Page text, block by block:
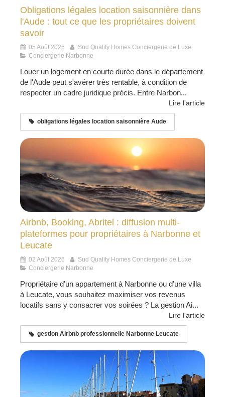
Obligations légales location saisonnière dans
l'Aude : tout ce que les propriétaires doivent
savoir
05 Août 2026
Sud Quality Homes Conciergerie de Luxe
Conciergerie Narbonne
Louer un logement en courte durée dans le département
de l'Aude peut s'avérer très rentable, à condition de
respecter un cadre juridique précis. Entre Narbon...
Lire l'article
obligations légales location saisonnière Aude
Airbnb, Booking, Abritel : diffusion multi-
plateformes pour propriétaires à Narbonne et
Leucate
02 Août 2026
Sud Quality Homes Conciergerie de Luxe
Conciergerie Narbonne
Propriétaire d'un appartement à Narbonne ou d'une villa
à Leucate, vous souhaitez maximiser vos revenus
locatifs sans y consacrer vos soirées ? La gestion Ai...
Lire l'article
gestion Airbnb professionnelle Narbonne Leucate